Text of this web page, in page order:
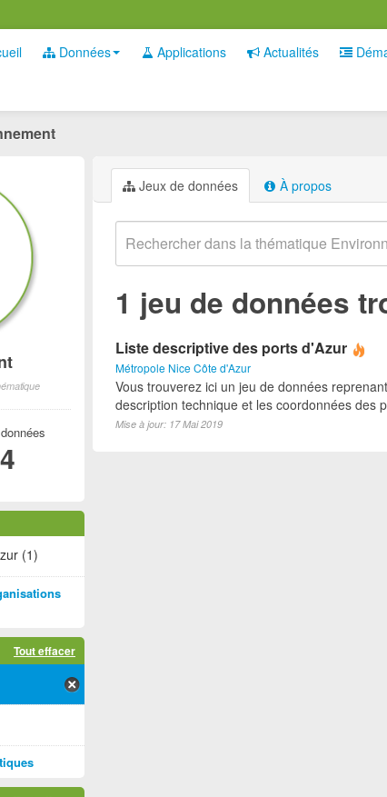
Données Applications Actualités
Jeux de données À propos
1 jeu de données
Liste descriptive des ports d'Azur
Métropole Nice Côte d'Azur
Vous trouverez ici un jeu de données
description technique et les coordonnées des
Mise à jour: 17 Mai 2019
(1)
Tout effacer